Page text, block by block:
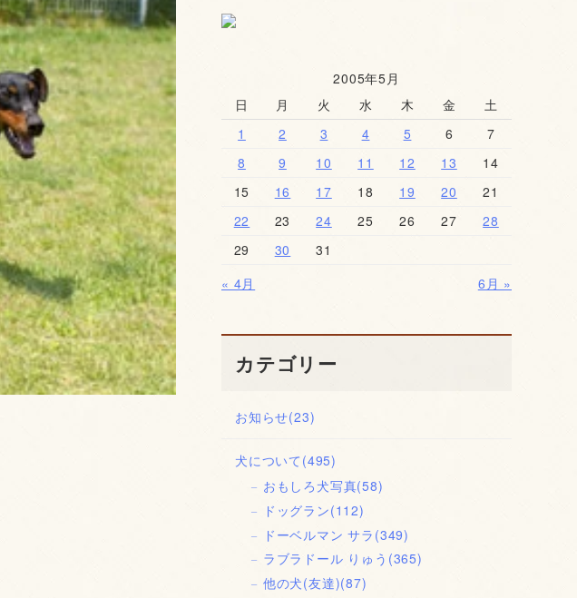
2005年5月
日
月 火 水 木 金
土
1
2 3 4 5 6
7
8
9 10 11 12 13
14
15
16 17 18 19 20
21
22
23 24 25 26 27
28
29
30
31
« 4月
6月 »
カテゴリー
お知らせ(23)
犬について (495)
おもしろ犬写真(58)
ドッグラン(112)
ドーベルマン サラ (349)
ラブラドール りゅう (365)
他の犬(友達)(87)